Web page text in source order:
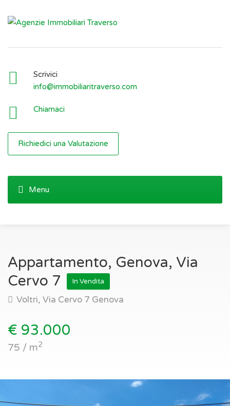
Scrivici
info@immobiliaritraverso.com
Chiamaci
Richiedici una Valutazione
Appartamento, Genova, Via
Cervo 7
In Vendita
Voltri, Via Cervo 7 Genova
€ 93.000
75 / m2